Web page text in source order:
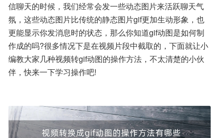
信聊天的时候，我们经常会发一些动态图片来活跃聊天气
氛，这些动态图片比传统的静态图片gif更加生动形象，也
更能显示你发消息时的状态，那么你知道gif动图是如何制
作成的吗?很多情况下是在视频片段中截取的，下面就让小
编教大家几种视频转gif动图的操作方法，不太清楚的小伙
伴，快来一下学习操作吧!